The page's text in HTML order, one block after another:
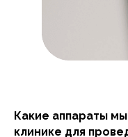
Какие аппараты
клинике для